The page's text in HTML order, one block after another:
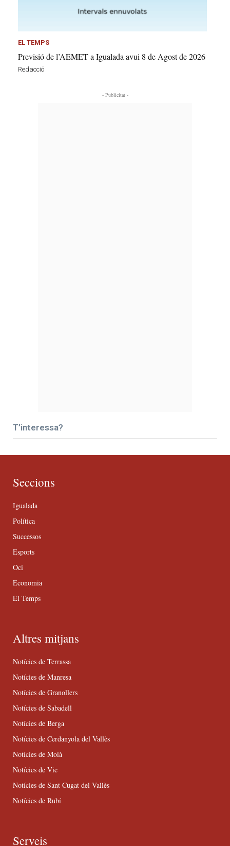
EL TEMPS
Previsió de l’AEMET a Igualada avui 8 de Agost de 2026
Redacció
- Publicitat -
T’interessa?
Seccions
Igualada
Política
Successos
Esports
Oci
Economia
El Temps
Altres mitjans
Notícies de Terrassa
Notícies de Manresa
Notícies de Granollers
Notícies de Sabadell
Notícies de Berga
Notícies de Cerdanyola del Vallès
Notícies de Moià
Notícies de Vic
Notícies de Sant Cugat del Vallès
Notícies de Rubí
Serveis